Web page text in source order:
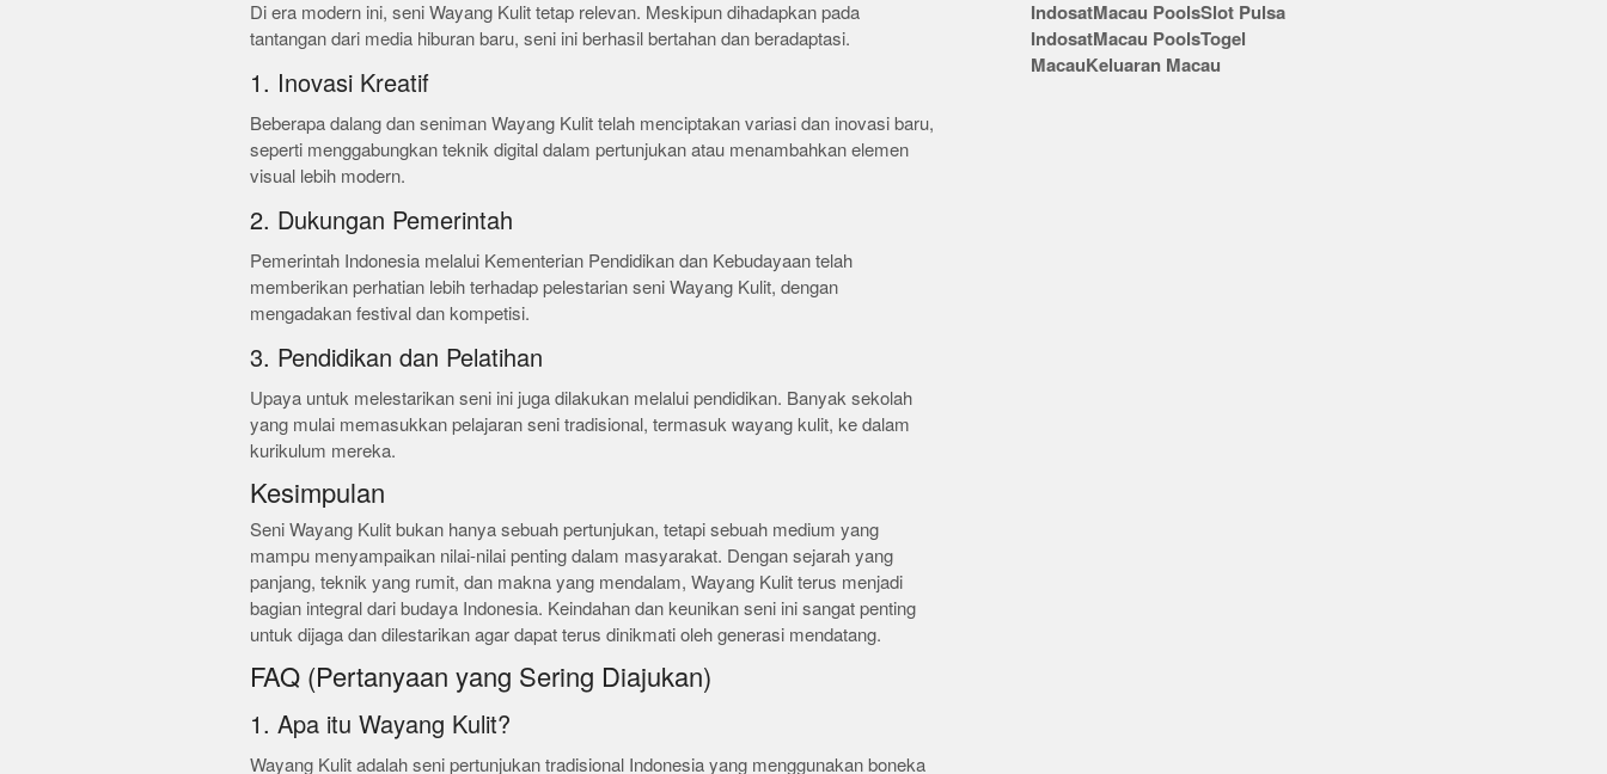
Di era modern ini, seni Wayang Kulit tetap relevan. Meskipun dihadapkan pada
tantangan dari media hiburan baru, seni ini berhasil bertahan dan beradaptasi.
1. Inovasi Kreatif
Beberapa dalang dan seniman Wayang Kulit telah menciptakan variasi dan inovasi baru,
seperti menggabungkan teknik digital dalam pertunjukan atau menambahkan elemen
visual lebih modern.
2. Dukungan Pemerintah
Pemerintah Indonesia melalui Kementerian Pendidikan dan Kebudayaan telah
memberikan perhatian lebih terhadap pelestarian seni Wayang Kulit, dengan
mengadakan festival dan kompetisi.
3. Pendidikan dan Pelatihan
Upaya untuk melestarikan seni ini juga dilakukan melalui pendidikan. Banyak sekolah
yang mulai memasukkan pelajaran seni tradisional, termasuk wayang kulit, ke dalam
kurikulum mereka.
Kesimpulan
Seni Wayang Kulit bukan hanya sebuah pertunjukan, tetapi sebuah medium yang
mampu menyampaikan nilai-nilai penting dalam masyarakat. Dengan sejarah yang
panjang, teknik yang rumit, dan makna yang mendalam, Wayang Kulit terus menjadi
bagian integral dari budaya Indonesia. Keindahan dan keunikan seni ini sangat penting
untuk dijaga dan dilestarikan agar dapat terus dinikmati oleh generasi mendatang.
FAQ (Pertanyaan yang Sering Diajukan)
1. Apa itu Wayang Kulit?
Wayang Kulit adalah seni pertunjukan tradisional Indonesia yang menggunakan boneka
IndosatMacau PoolsSlot Pulsa
IndosatMacau PoolsTogel
MacauKeluaran Macau